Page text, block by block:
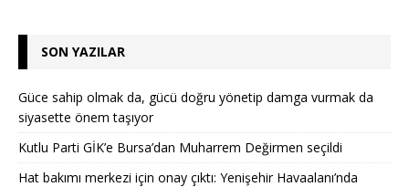
SON YAZILAR
Güce sahip olmak da, gücü doğru yönetip damga vurmak da
siyasette önem taşıyor
Kutlu Parti GİK’e Bursa’dan Muharrem Değirmen seçildi
Hat bakımı merkezi için onay çıktı: Yenişehir Havaalanı’nda